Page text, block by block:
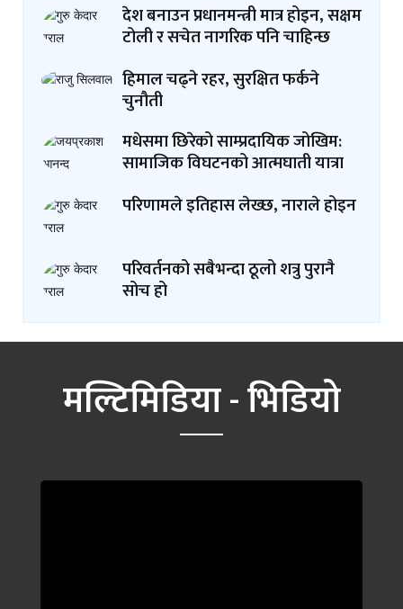
देश बनाउन प्रधानमन्त्री मात्र होइन, सक्षम
टोली र सचेत नागरिक पनि चाहिन्छ
हिमाल चढ्ने रहर, सुरक्षित फर्कने
चुनौती
मधेसमा छिरेको साम्प्रदायिक जोखिम:
सामाजिक विघटनको आत्मघाती यात्रा
परिणामले इतिहास लेख्छ, नाराले होइन
परिवर्तनको सबैभन्दा ठूलो शत्रु पुरानै
सोच हो
मल्टिमिडिया - भिडियो